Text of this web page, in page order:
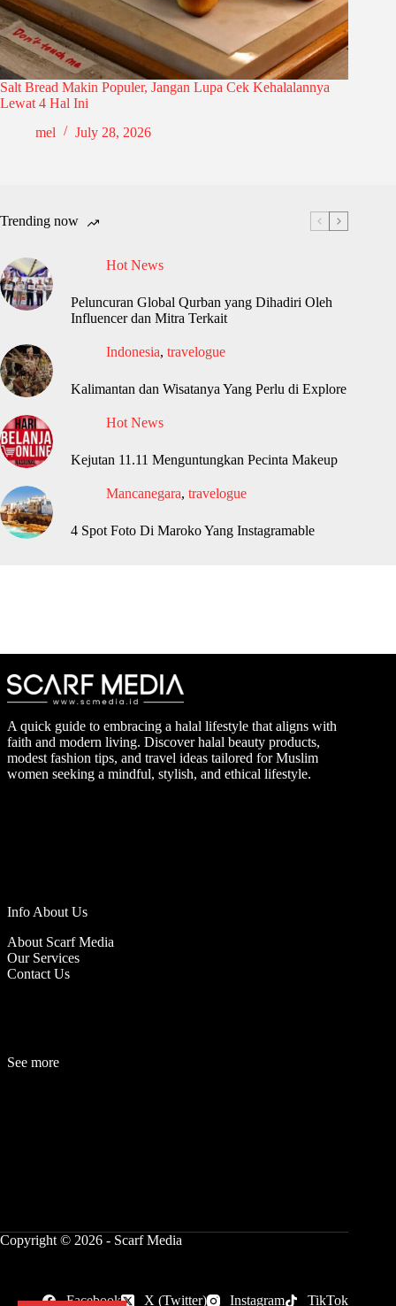
Salt Bread Makin Populer, Jangan Lupa Cek Kehalalannya
Lewat 4 Hal Ini
mel
July 28, 2026
Trending now
Hot News
Peluncuran Global Qurban yang Dihadiri Oleh
Influencer dan Mitra Terkait
Indonesia, travelogue
Kalimantan dan Wisatanya Yang Perlu di Explore
Hot News
Kejutan 11.11 Menguntungkan Pecinta Makeup
Mancanegara, travelogue
4 Spot Foto Di Maroko Yang Instagramable
A quick guide to embracing a halal lifestyle that aligns with
faith and modern living. Discover halal beauty products,
modest fashion tips, and travel ideas tailored for Muslim
women seeking a mindful, stylish, and ethical lifestyle.
Info About Us
About Scarf Media
Our Services
Contact Us
See more
Copyright © 2026 - Scarf Media
Facebook X (Twitter) Instagram TikTok